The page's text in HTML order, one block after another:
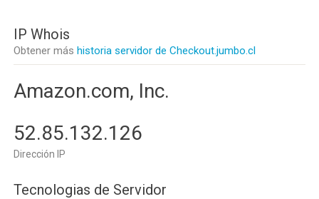
IP Whois
Obtener más historia servidor de Checkout.jumbo.cl
Amazon.com, Inc.
52.85.132.126
Dirección IP
Tecnologias de Servidor